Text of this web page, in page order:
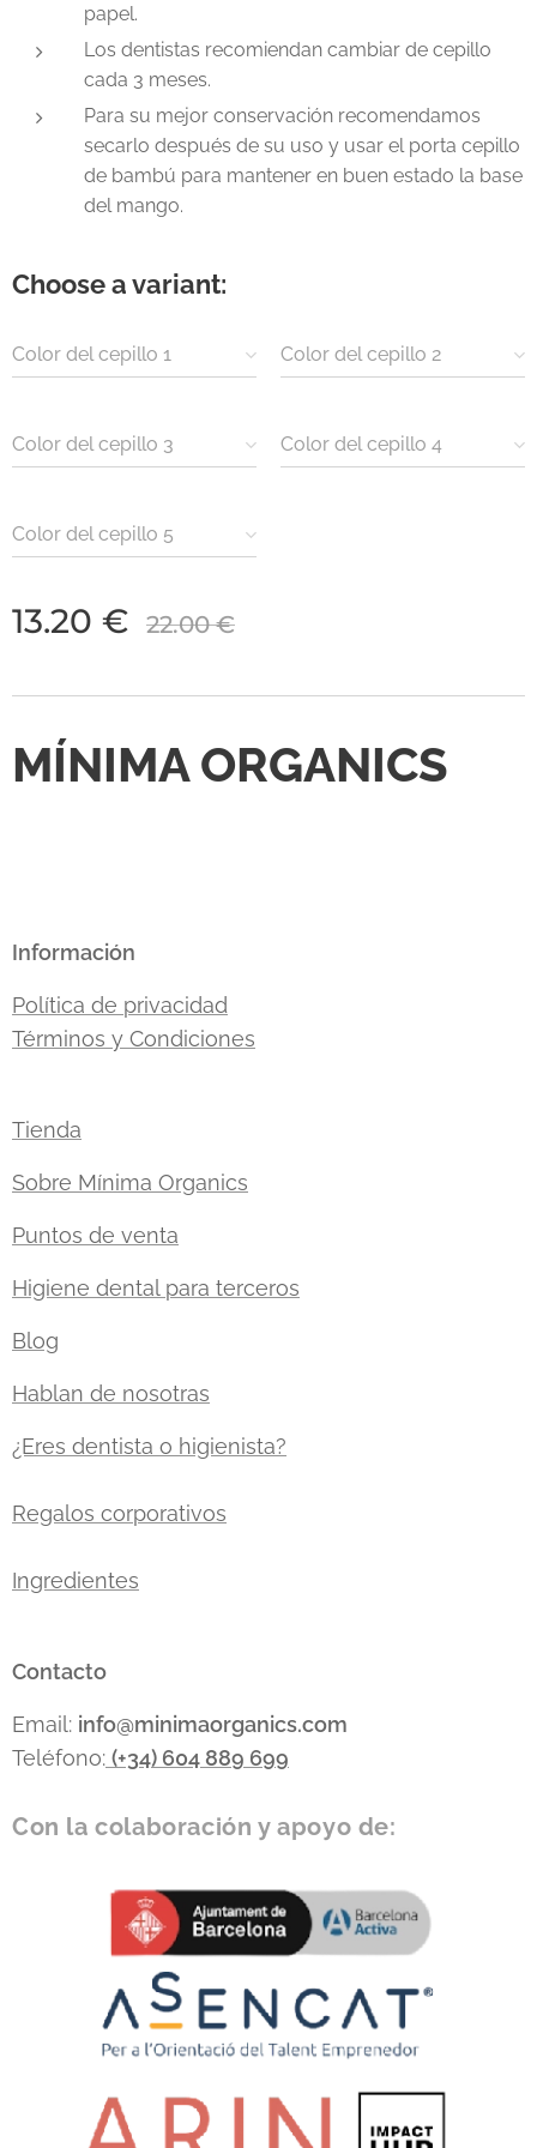
papel.
Los dentistas recomiendan cambiar de cepillo
cada 3 meses.
Para su mejor conservación recomendamos
secarlo después de su uso y usar el porta cepillo
de bambú para mantener en buen estado la base
del mango.
Choose a variant:
Color del cepillo 1 Color del cepillo 2
Color del cepillo 3 Color del cepillo 4
Color del cepillo 5
13.20 € 22.00€
MÍNIMA ORGANICS
Información
Política de privacidad
Términos y Condiciones
Tienda
Sobre Mínima Organics
Puntos de venta
Higiene dental para terceros
Blog
Hablan de nosotras
¿Eres dentista o higienista?
Regalos corporativos
Ingredientes
Contacto
Email: info@minimaorganics.com
Teléfono: (+34) 604 889 699
Con la colaboración y apoyo de: